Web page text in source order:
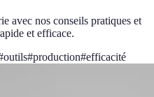
avec nos conseils pratiques et
et efficace.
outils#production#efficacité